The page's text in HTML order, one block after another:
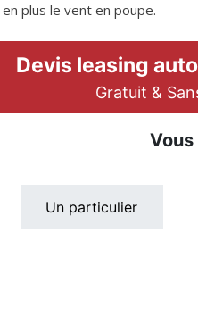
plus le vent en poupe.